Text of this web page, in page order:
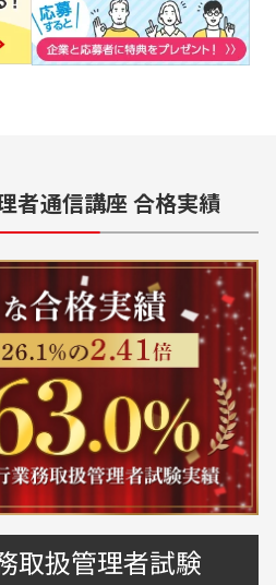
者通信講座 合格実績
取扱管理者試験